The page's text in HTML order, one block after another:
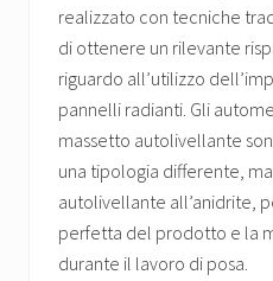
realizzato con tecniche
di ottenere un rilevante
riguardo all’utilizzo
pannelli radianti. Gli
massetto autolivellante
una tipologia differente,
autolivellante all’anidrite,
perfetta del prodotto e la
durante il lavoro di posa.